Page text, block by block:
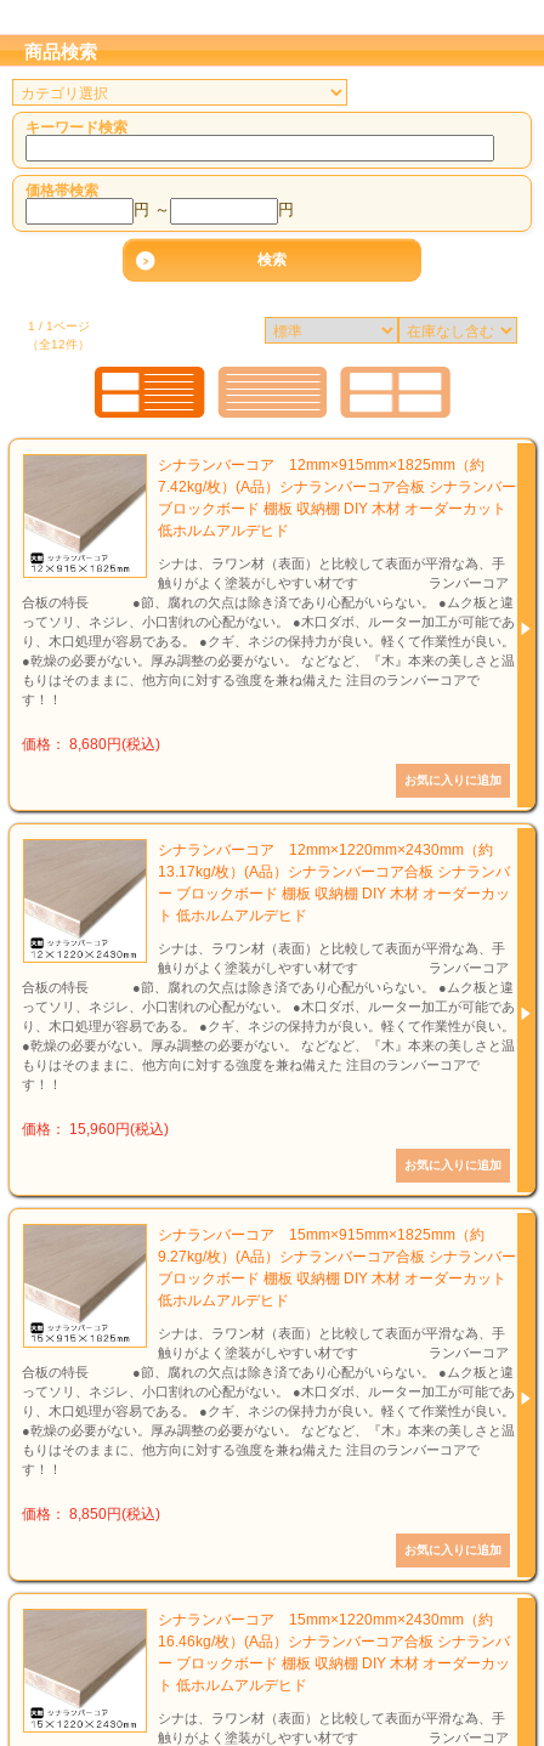
商品検索
キーワード検索
価格帯検索
円 ～ 円
1 / 1ページ
（全12件）
シナランバーコア 12mm×915mm×1825mm（約
7.42kg/枚）(A品）シナランバーコア合板 シナランバー
ブロックボード 棚板 収納棚 DIY 木材 オーダーカット
低ホルムアルデヒド
シナは、ラワン材（表面）と比較して表面が平滑な為、手
触りがよく塗装がしやすい材です ランバーコア
合板の特長 ●節、腐れの欠点は除き済であり心配がいらない。 ●ムク板と違
ってソリ、ネジレ、小口割れの心配がない。 ●木口ダボ、ルーター加工が可能であ
り、木口処理が容易である。 ●クギ、ネジの保持力が良い。軽くて作業性が良い。
●乾燥の必要がない。厚み調整の必要がない。 などなど、『木』本来の美しさと温
もりはそのままに、他方向に対する強度を兼ね備えた 注目のランバーコアで
す！！
価格： 8,680円(税込)
シナランバーコア 12mm×1220mm×2430mm（約
13.17kg/枚）(A品）シナランバーコア合板 シナランバ
ー ブロックボード 棚板 収納棚 DIY 木材 オーダーカッ
ト 低ホルムアルデヒド
シナは、ラワン材（表面）と比較して表面が平滑な為、手
触りがよく塗装がしやすい材です ランバーコア
合板の特長 ●節、腐れの欠点は除き済であり心配がいらない。 ●ムク板と違
ってソリ、ネジレ、小口割れの心配がない。 ●木口ダボ、ルーター加工が可能であ
り、木口処理が容易である。 ●クギ、ネジの保持力が良い。軽くて作業性が良い。
●乾燥の必要がない。厚み調整の必要がない。 などなど、『木』本来の美しさと温
もりはそのままに、他方向に対する強度を兼ね備えた 注目のランバーコアで
す！！
価格： 15,960円(税込)
シナランバーコア 15mm×915mm×1825mm（約
9.27kg/枚）(A品）シナランバーコア合板 シナランバー
ブロックボード 棚板 収納棚 DIY 木材 オーダーカット
低ホルムアルデヒド
シナは、ラワン材（表面）と比較して表面が平滑な為、手
触りがよく塗装がしやすい材です ランバーコア
合板の特長 ●節、腐れの欠点は除き済であり心配がいらない。 ●ムク板と違
ってソリ、ネジレ、小口割れの心配がない。 ●木口ダボ、ルーター加工が可能であ
り、木口処理が容易である。 ●クギ、ネジの保持力が良い。軽くて作業性が良い。
●乾燥の必要がない。厚み調整の必要がない。 などなど、『木』本来の美しさと温
もりはそのままに、他方向に対する強度を兼ね備えた 注目のランバーコアで
す！！
価格： 8,850円(税込)
シナランバーコア 15mm×1220mm×2430mm（約
16.46kg/枚）(A品）シナランバーコア合板 シナランバ
ー ブロックボード 棚板 収納棚 DIY 木材 オーダーカッ
ト 低ホルムアルデヒド
シナは、ラワン材（表面）と比較して表面が平滑な為、手
触りがよく塗装がしやすい材です ランバーコア